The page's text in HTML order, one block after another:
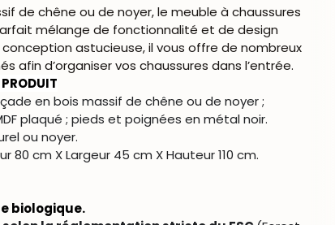
de chêne ou de noyer, le meuble à chaussures
mélange de fonctionnalité et de design
astucieuse, il vous offre de nombreux
afin d’organiser vos chaussures dans l’entrée.
en bois massif de chêne ou de noyer ;
plaqué ; pieds et poignées en métal noir.
ou noyer.
80 cm X Largeur 45 cm X Hauteur110 cm.
biologique.